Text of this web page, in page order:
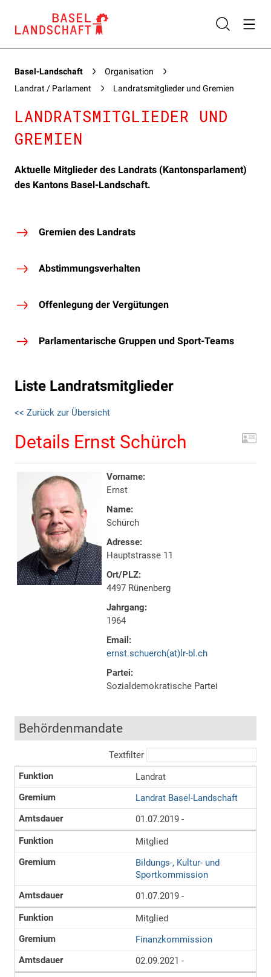
Basel-Landschaft
Organisation
Landrat / Parlament
Landratsmitglieder und Gremien
LANDRATSMITGLIEDER UND
GREMIEN
Aktuelle Mitglieder des Landrats (Kantonsparlament)
des Kantons Basel-Landschaft.
Gremien des Landrats
Abstimmungsverhalten
Offenlegung der Vergütungen
Parlamentarische Gruppen und Sport-Teams
Liste Landratsmitglieder